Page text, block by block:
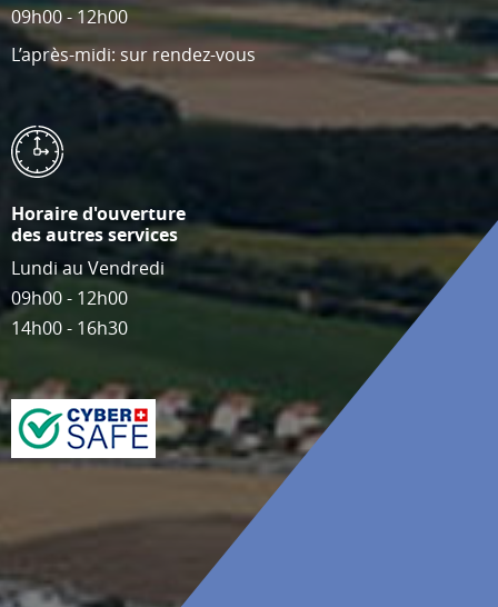
09h00 - 12h00
L’après-midi: sur rendez-vous
Horaire d'ouverture
des autres services
Lundi au Vendredi
09h00 - 12h00
14h00 - 16h30